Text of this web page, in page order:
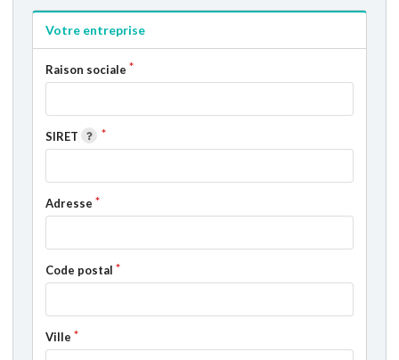
Votre entreprise
Raison sociale
SIRET
Adresse
Code postal
Ville